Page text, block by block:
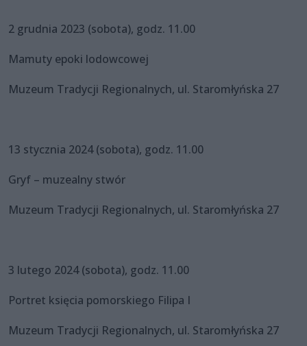
2 grudnia 2023 (sobota), godz. 11.00
Mamuty epoki lodowcowej
Muzeum Tradycji Regionalnych, ul. Staromłyńska 27
13 stycznia 2024 (sobota), godz. 11.00
Gryf – muzealny stwór
Muzeum Tradycji Regionalnych, ul. Staromłyńska 27
3 lutego 2024 (sobota), godz. 11.00
Portret księcia pomorskiego Filipa I
Muzeum Tradycji Regionalnych, ul. Staromłyńska 27